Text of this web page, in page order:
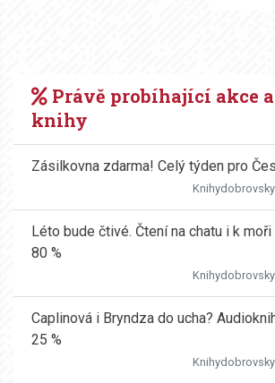
Právě probíhající akce
knihy
Zásilkovna zdarma! Celý týden pro
Léto bude čtivé. Čtení na chatu i k
80 %
Caplinová i Bryndza do ucha?
25 %